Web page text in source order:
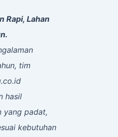
Rapi, Lahan
tim
hasil
yang padat,
kebutuhan